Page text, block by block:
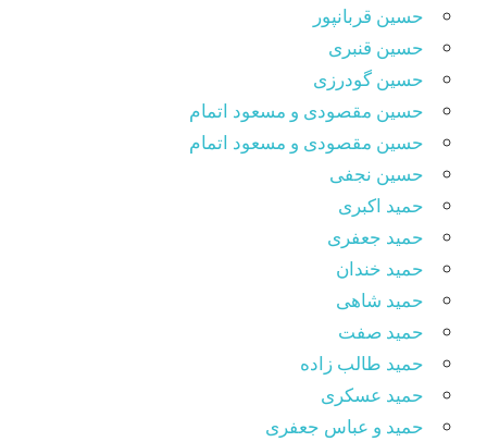
حسین قربانپور
حسین قنبری
حسین گودرزی
حسین مقصودى و مسعود اتمام
حسین مقصودی و مسعود اتمام
حسین نجفی
حمید اکبری
حمید جعفری
حمید خندان
حمید شاهی
حمید صفت
حمید طالب زاده
حمید عسکری
حمید و عباس جعفری